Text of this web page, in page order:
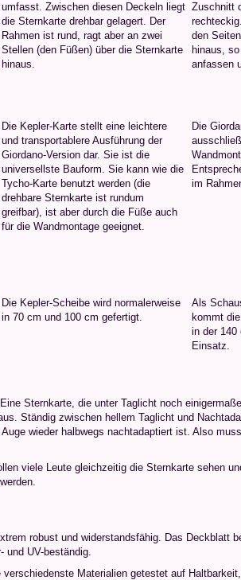
umfasst. Zwischen diesen Deckeln liegt
die Sternkarte drehbar gelagert. Der
Rahmen ist rund, ragt aber an zwei
Stellen (den Füßen) über die Sternkarte
hinaus.
Zuschnitt
den
hinaus,
anfassen
Die Kepler-Karte stellt eine leichtere
und transportablere Ausführung der
Giordano-Version dar. Sie ist die
universellste Bauform. Sie kann wie die
Tycho-Karte benutzt werden (die
drehbare Sternkarte ist rundum
greifbar), ist aber durch die Füße auch
für die Wandmontage geeignet.
Die
im
Die Kepler-Scheibe wird normalerweise
in 70 cm und 100 cm gefertigt.
Als
kommt
in der 140
Einsatz.
Sternkarte, die unter Taglicht noch
Ständig zwischen hellem Taglicht und
wieder halbwegs nachtadaptiert ist. Also
viele Leute gleichzeitig die Sternkarte sehen
robust und widerstandsfähig. Das Deckblatt
und UV-beständig.
Materialien getestet auf